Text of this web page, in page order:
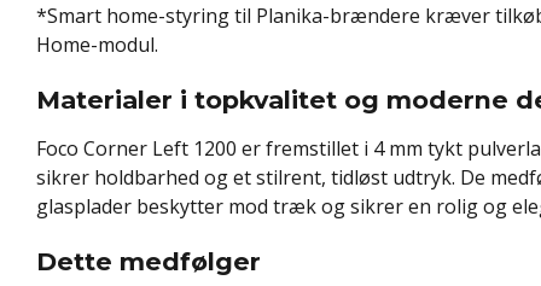
*Smart home-styring til Planika-brændere kræver
Home-modul.
Materialer i topkvalitet og moderne
Foco Corner Left 1200 er fremstillet i 4 mm tykt
sikrer holdbarhed og et stilrent, tidløst udtryk. De
glasplader beskytter mod træk og sikrer en rolig og
Dette medfølger